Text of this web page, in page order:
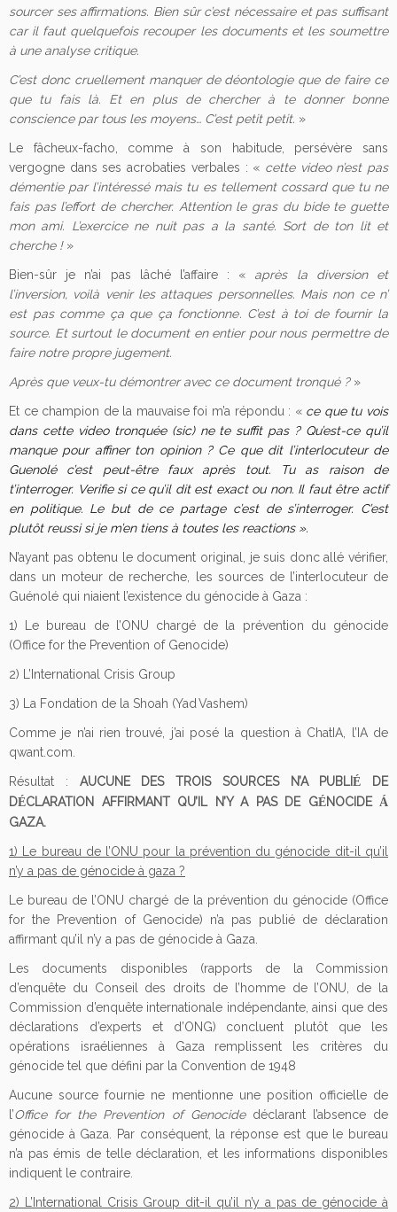
sourcer ses affirmations. Bien sûr c’est nécessaire et pas suffisant
car il faut quelquefois recouper les documents et les soumettre
à une analyse critique.
C’est donc cruellement manquer de déontologie que de faire ce
que tu fais là. Et en plus de chercher à te donner bonne
conscience par tous les moyens… C’est petit petit. »
Le fâcheux-facho, comme à son habitude, persévère sans
vergogne dans ses acrobaties verbales : « cette video n’est pas
démentie par l’intéressé mais tu es tellement cossard que tu ne
fais pas l’effort de chercher. Attention le gras du bide te guette
mon ami. L’exercice ne nuit pas a la santé. Sort de ton lit et
cherche !»
Bien-sûr je n’ai pas lâché l’affaire : « après la diversion et
l’inversion, voilà venir les attaques personnelles. Mais non ce n’
est pas comme ça que ça fonctionne. C’est à toi de fournir la
source. Et surtout le document en entier pour nous permettre de
faire notre propre jugement.
Après que veux-tu démontrer avec ce document tronqué ?»
Et ce champion de la mauvaise foi m’a répondu : « ce que tu vois
dans cette video tronquée (sic) ne te suffit pas ? Qu’est-ce qu’il
manque pour affiner ton opinion ? Ce que dit l’interlocuteur de
Guenolé c’est peut-être faux après tout. Tu as raison de
t’interroger. Verifie si ce qu’il dit est exact ou non. Il faut être actif
en politique. Le but de ce partage c’est de s’interroger. C’est
plutôt reussi si je m’en tiens à toutes les reactions ».
N’ayant pas obtenu le document original, je suis donc allé vérifier,
dans un moteur de recherche, les sources de l’interlocuteur de
Guénolé qui niaient l’existence du génocide à Gaza :
1) Le bureau de l’ONU chargé de la prévention du génocide
(Office for the Prevention of Genocide)
2) L’International Crisis Group
3) La Fondation de la Shoah (Yad Vashem)
Comme je n’ai rien trouvé, j’ai posé la question à ChatIA, l’IA de
qwant.com.
Résultat : AUCUNE DES TROIS SOURCES N’A PUBLIÉ DE
DÉCLARATION AFFIRMANT QU’IL N’Y A PAS DE GÉNOCIDE Á
GAZA.
1) Le bureau de l’ONU pour la prévention du génocide dit-il qu’il
n’y a pas de génocide à gaza ?
Le bureau de l’ONU chargé de la prévention du génocide (Office
for the Prevention of Genocide) n’a pas publié de déclaration
affirmant qu’il n’y a pas de génocide à Gaza.
Les documents disponibles (rapports de la Commission
d’enquête du Conseil des droits de l’homme de l’ONU, de la
Commission d’enquête internationale indépendante, ainsi que des
déclarations d’experts et d’ONG) concluent plutôt que les
opérations israéliennes à Gaza remplissent les critères du
génocide tel que défini par la Convention de 1948
Aucune source fournie ne mentionne une position officielle de
l’Office for the Prevention of Genocidedéclarant l’absence de
génocide à Gaza. Par conséquent, la réponse est que le bureau
n’a pas émis de telle déclaration, et les informations disponibles
indiquent le contraire.
2) L’International Crisis Group dit-il qu’il n’y a pas de génocide à